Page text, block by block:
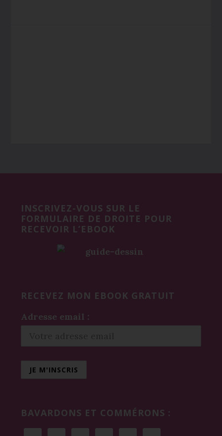
INSCRIVEZ-VOUS SUR LE
FORMULAIRE DE DROITE POUR
RECEVOIR L’EBOOK
RECEVEZ MON EBOOK GRATUIT
Adresse email :
BAVARDONS ET COMMÉRONS :